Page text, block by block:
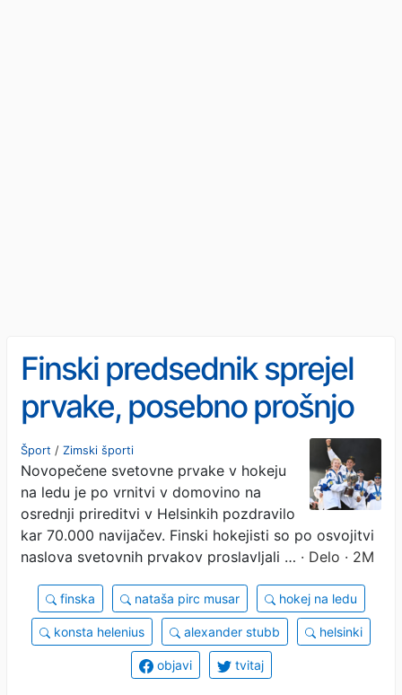
Finski predsednik sprejel
prvake, posebno prošnjo
je imel za Pirc Musarjevo
Šport / Zimski športi
Novopečene svetovne prvake v hokeju
na ledu je po vrnitvi v domovino na
osrednji prireditvi v Helsinkih pozdravilo
kar 70.000 navijačev. Finski hokejisti so po osvojitvi
naslova svetovnih prvakov proslavljali … · Delo · 2M
finska nataša pirc musar hokej na ledu
konsta helenius alexander stubb helsinki
objavi tvitaj